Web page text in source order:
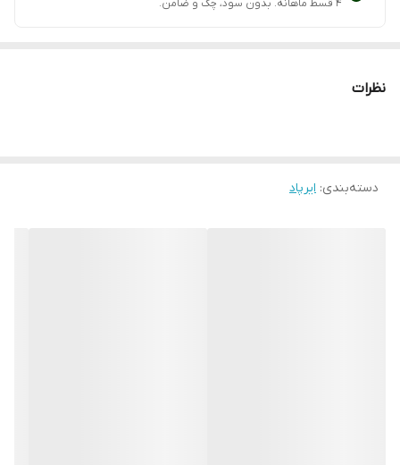
۴ قسط ماهانه. بدون سود، چک و ضامن.
نظرات
دسته‌بندی: ایرپاد